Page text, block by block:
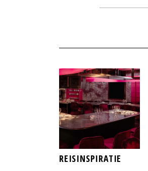
REISINSPIRATIE